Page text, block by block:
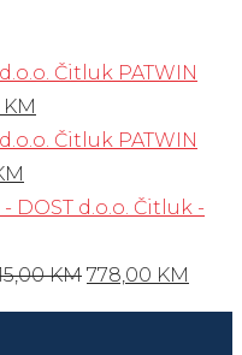
PATWIN
KM
cijena
1.068,00 KM.
PATWIN
cijena
940,00 KM.
KM Izvorna
cijena
778,00 KM